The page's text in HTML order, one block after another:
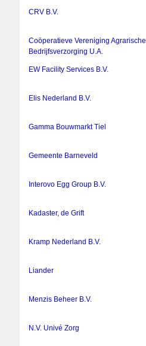
CRV B.V.
Coöperatieve Vereniging Agrarische
Bedrijfsverzorging U.A.
EW Facility Services B.V.
Elis Nederland B.V.
Gamma Bouwmarkt Tiel
Gemeente Barneveld
Interovo Egg Group B.V.
Kadaster, de Grift
Kramp Nederland B.V.
Liander
Menzis Beheer B.V.
N.V. Univé Zorg